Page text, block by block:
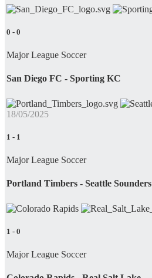
0 - 0
Major League Soccer
San Diego FC - Sporting KC
18/05/2025
1 - 1
Major League Soccer
Portland Timbers - Seattle Sounders
1 - 0
Major League Soccer